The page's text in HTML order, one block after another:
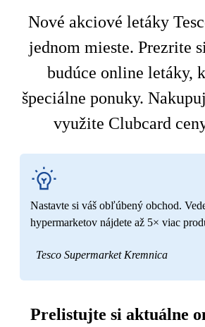
Nové akciové letáky
jednom mieste. Prezrite
budúce online letáky,
špeciálne ponuky.
využite Clubcard
Nastavte si váš obľúbený obchod.
hypermarketov nájdete až 5× viac
Tesco Supermarket Kremnica
Prelistujte si aktuálne